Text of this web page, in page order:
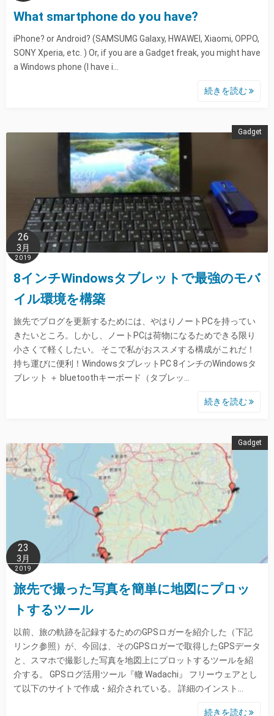
What smartphone do you have?
iPhone? or Android? (SAMSUMG Galaxy, HWAWEI, Xiaomi, OPPO,
SONY Xperia, etc. ) Or, if you are a Gadget freak, you might have
a Windows phone (I have i…
続きを読む
Gadget
26
3月
2019
8インチWindowsタブレットで最強のモバ
イル環境を構築
旅先でブログを更新するためには、やはりノートPCを持ってい
きたいところ。しかし、ノートPCは荷物になるためできる限り
小さくて軽くしたい。 そこで私がおススメする構成がこれだ！
持ち運びに便利！WindowsタブレットPC 8インチのWindowsタ
ブレット ＋ bluetoothキーボード（タブレッ…
続きを読む
Gadget
23
3月
2019
旅先で撮った写真を簡単に地図にプロッ
トするツール
以前、旅の軌跡を記録するためのGPSロガーを紹介した（下記
リンク参照）が、今回は、そのGPSロガーで取得したGPSデータ
と、スマホで撮影した写真を地図上にプロットするツールを紹
介する。 GPSログ活用ツール『轍 Wadachi』 フリーウェアとし
て以下のサイトで作成・紹介されている。 詳細のインスト…
続きを読む